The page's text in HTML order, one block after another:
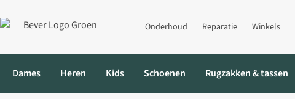
Onderhoud Reparatie Winkels
Dames Heren Kids Schoenen Rugzakken & tassen